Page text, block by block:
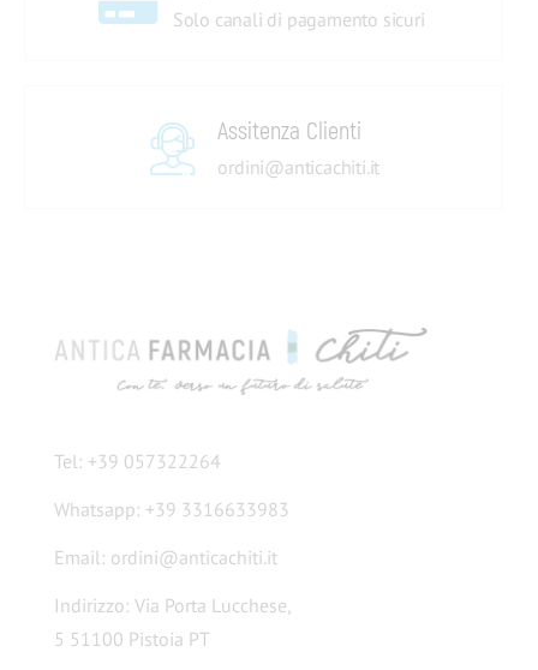
Solo canali di pagamento sicuri
Assitenza Clienti
ordini@anticachiti.it
Tel: +39 057322264
Whatsapp: +39 3316633983
Email: ordini@anticachiti.it
Indirizzo: Via Porta Lucchese,
5 51100 Pistoia PT